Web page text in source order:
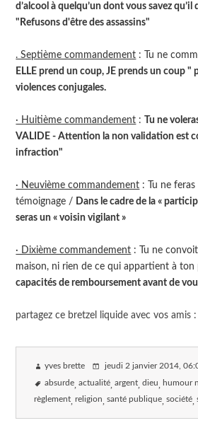
d’alcool à quelqu’un dont vous savez
"Refusons d'être des assassins"
. Septième commandement : Tu ne
ELLE prend un coup, JE prends un coup "
violences conjugales.
· Huitième commandement :Tu ne
VALIDE - Attention la non validation est
infraction"
· Neuvième commandement : Tu ne
témoignage / Dans le cadre de la «
seras un « voisin vigilant »
· Dixième commandement : Tu ne
maison, ni rien de ce qui appartient à
capacités de remboursement avant de
partagez ce bretzel liquide avec vos amis
yves brette jeudi 2 janvier 2014,
absurde actualité argent dieu humour
règlement religion santé publique société